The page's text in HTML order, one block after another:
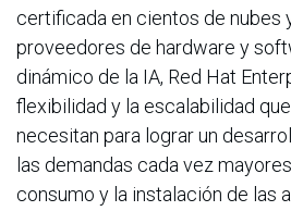
certificada en cientos de nubes
proveedores de hardware y
dinámico de la IA, Red Hat
flexibilidad y la escalabilidad
necesitan para lograr un
las demandas cada vez
consumo y la instalación de las